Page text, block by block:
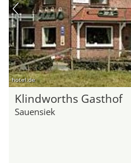
hotel.de
Klindworths Gasthof
Sauensiek